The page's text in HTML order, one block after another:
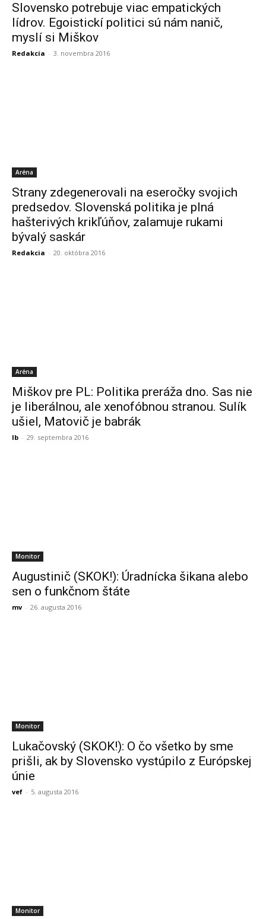
Slovensko potrebuje viac empatických
lídrov. Egoistickí politici sú nám nanič,
myslí si Miškov
Redakcia - 3. novembra 2016
Aréna
Strany zdegenerovali na eseročky svojich
predsedov. Slovenská politika je plná
hašterivých krikľúňov, zalamuje rukami
bývalý saskár
Redakcia - 20. októbra 2016
Aréna
Miškov pre PL: Politika preráža dno. Sas nie
je liberálnou, ale xenofóbnou stranou. Sulík
ušiel, Matovič je babrák
lb - 29. septembra 2016
Monitor
Augustinič (SKOK!): Úradnícka šikana alebo
sen o funkčnom štáte
mv - 26. augusta 2016
Monitor
Lukačovský (SKOK!): O čo všetko by sme
prišli, ak by Slovensko vystúpilo z Európskej
únie
vef - 5. augusta 2016
Monitor